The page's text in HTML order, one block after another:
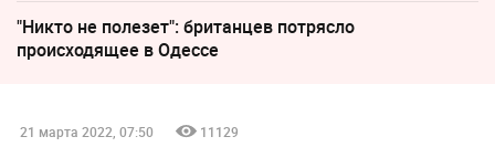
"Никто не полезет": британцев потрясло
происходящее в Одессе
21 марта 2022, 07:50 11129